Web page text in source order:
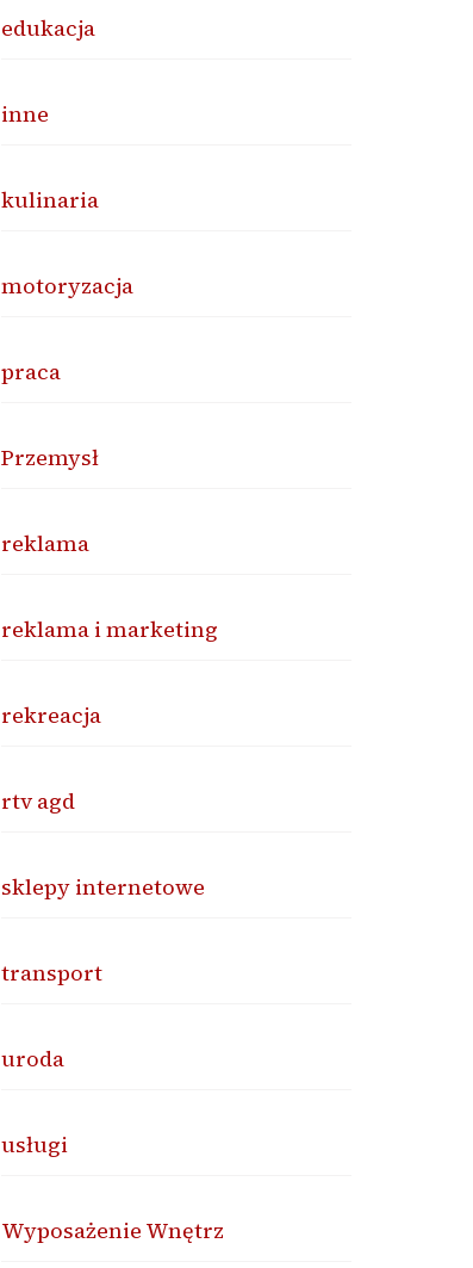
edukacja
inne
kulinaria
motoryzacja
praca
Przemysł
reklama
reklama i marketing
rekreacja
rtv agd
sklepy internetowe
transport
uroda
usługi
Wyposażenie Wnętrz